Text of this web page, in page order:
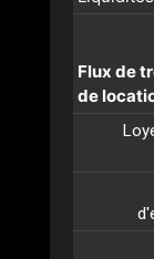
Flux de
de